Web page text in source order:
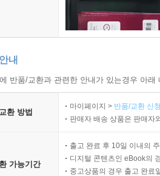
내
반품/교환과 관련한 안내가 있는경우 아
환 방법
마이페이지 > 반품/교환 신
판매자 배송 상품은 판매자
가능기간
출고 완료 후 10일 이내의
디지털 콘텐츠인 eBook의
중고상품의 경우 출고 완료